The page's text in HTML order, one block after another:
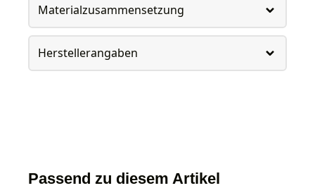
Materialzusammensetzung
Herstellerangaben
Passend zu diesem Artikel